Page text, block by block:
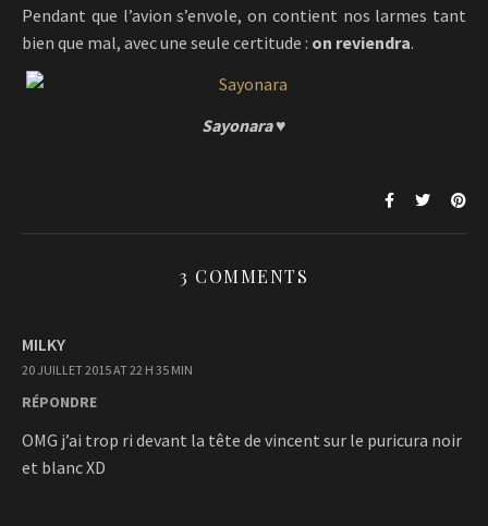
Pendant que l’avion s’envole, on contient nos larmes tant
bien que mal, avec une seule certitude : on reviendra.
Sayonara ♥
3 COMMENTS
MILKY
20 JUILLET 2015 AT 22 H 35 MIN
RÉPONDRE
OMG j’ai trop ri devant la tête de vincent sur le puricura noir
et blanc XD